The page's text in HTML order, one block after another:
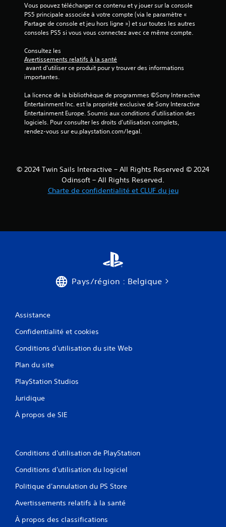
Vous pouvez télécharger ce contenu et y jouer sur la console
PS5 principale associée à votre compte (via le paramètre «
Partage de console et jeu hors ligne ») et sur toutes les autres
consoles PS5 si vous vous connectez avec ce même compte.
Consultez les
Avertissements relatifs à la santé
importantes.
La licence de la bibliothèque de programmes ©Sony Interactive
Entertainment Inc. est la propriété exclusive de Sony Interactive
Entertainment Europe. Soumis aux conditions d’utilisation des
logiciels. Pour consulter les droits d’utilisation complets,
rendez-vous sur eu.playstation.com/legal.
© 2024 Twin Sails Interactive – All Rights Reserved © 2024
Odinsoft – All Rights Reserved.
Charte de confidentialité et CLUF du jeu
Pays/région : Belgique
Assistance
Confidentialité et cookies
Conditions d'utilisation du site Web
Plan du site
PlayStation Studios
Juridique
À propos de SIE
Conditions d'utilisation de PlayStation
Conditions d'utilisation du logiciel
Politique d'annulation du PS Store
Avertissements relatifs à la santé
À propos des classifications